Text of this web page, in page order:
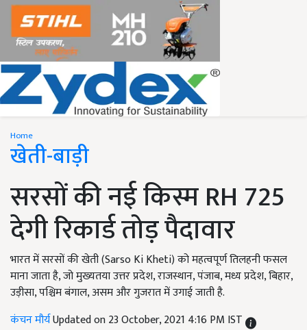
Home
खेती-बाड़ी
सरसों की नई किस्म RH 725
देगी रिकार्ड तोड़ पैदावार
भारत में सरसों की खेती (Sarso Ki Kheti) को महत्वपूर्ण तिलहनी फसल
माना जाता है, जो मुख्यतया उत्तर प्रदेश, राजस्थान, पंजाब, मध्य प्रदेश, बिहार,
उड़ीसा, पश्चिम बंगाल, असम और गुजरात में उगाई जाती है.
कंचन मौर्यUpdated on 23 October, 2021 4:16 PM IST